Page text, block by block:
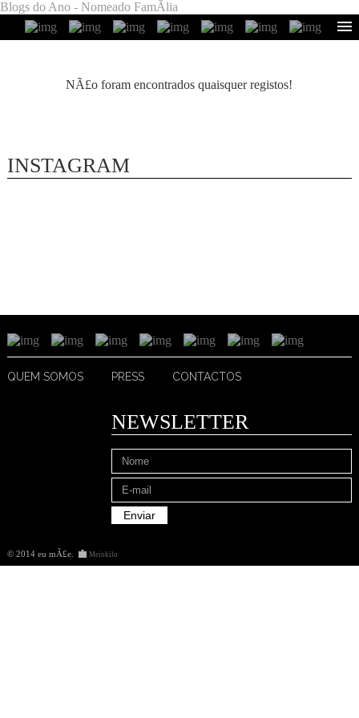
Blogs do Ano - Nomeado FamÃ­lia
NÃ£o foram encontrados quaisquer registos!
INSTAGRAM
QUEM SOMOS PRESS CONTACTOS
NEWSLETTER
© 2014 eu mÃ£e. Meiokilo